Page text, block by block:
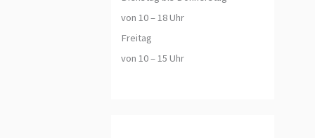
von 10 – 18 Uhr
Freitag
von 10 – 15 Uhr